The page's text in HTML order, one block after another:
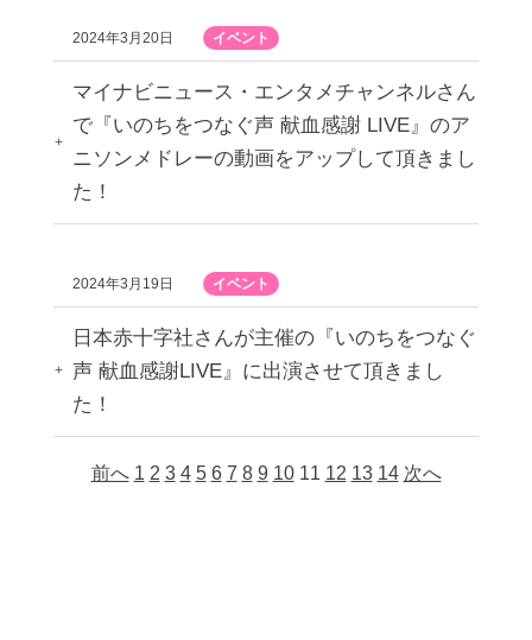
2024年3月20日 イベント
マイナビニュース・エンタメチャンネルさん
で『いのちをつなぐ声 献血感謝 LIVE』のア
ニソンメドレーの動画をアップして頂きまし
た！
2024年3月19日 イベント
日本赤十字社さんが主催の『いのちをつなぐ
声 献血感謝LIVE』に出演させて頂きまし
た！
前へ 1 2 3 4 5 6 7 8 9 10 11 12 13 14 次へ